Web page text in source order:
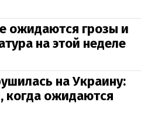
ожидаются грозы и
на этой неделе
на Украину:
когда ожидаются